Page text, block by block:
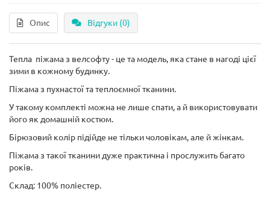
Опис Відгуки (0)
Тепла піжама з велсофту - це та модель, яка стане в нагоді цієї
зими в кожному будинку.
Піжама з пухнастої та теплоємної тканини.
У такому комплекті можна не лише спати, а й використовувати
його як домашній костюм.
Бірюзовий колір підійде не тільки чоловікам, але й жінкам.
Піжама з такої тканини дуже практична і прослужить багато
років.
Склад: 100% поліестер.